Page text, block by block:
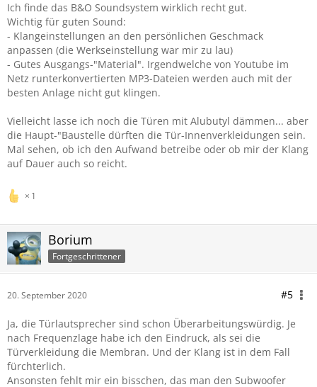
Ich finde das B&O Soundsystem wirklich recht gut.
Wichtig für guten Sound:
- Klangeinstellungen an den persönlichen Geschmack
anpassen (die Werkseinstellung war mir zu lau)
- Gutes Ausgangs-"Material". Irgendwelche von Youtube im
Netz runterkonvertierten MP3-Dateien werden auch mit der
besten Anlage nicht gut klingen.
Vielleicht lasse ich noch die Türen mit Alubutyl dämmen... aber
die Haupt-"Baustelle dürften die Tür-Innenverkleidungen sein.
Mal sehen, ob ich den Aufwand betreibe oder ob mir der Klang
auf Dauer auch so reicht.
1
Borium
Fortgeschrittener
20. September 2020 #5
Ja, die Türlautsprecher sind schon Überarbeitungswürdig. Je
nach Frequenzlage habe ich den Eindruck, als sei die
Türverkleidung die Membran. Und der Klang ist in dem Fall
fürchterlich.
Ansonsten fehlt mir ein bisschen, das man den Subwoofer